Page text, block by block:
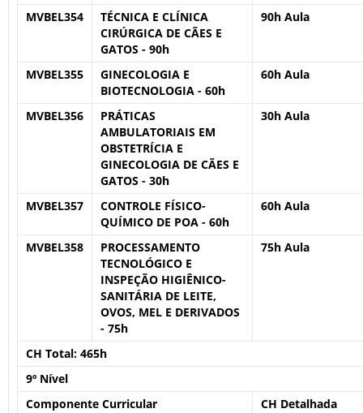
MVBEL354
TÉCNICA E CLÍNICA
CIRÚRGICA DE CÃES E
GATOS - 90h
90h Aula
MVBEL355
GINECOLOGIA E
BIOTECNOLOGIA - 60h
60h Aula
MVBEL356
PRÁTICAS
AMBULATORIAIS EM
OBSTETRÍCIA E
GINECOLOGIA DE CÃES E
GATOS - 30h
30h Aula
MVBEL357
CONTROLE FÍSICO-
QUÍMICO DE POA - 60h
60h Aula
MVBEL358
PROCESSAMENTO
TECNOLÓGICO E
INSPEÇÃO HIGIÊNICO-
SANITÁRIA DE LEITE,
OVOS, MEL E DERIVADOS
- 75h
75h Aula
CH Total: 465h
9º Nível
Componente Curricular
CH Detalhada